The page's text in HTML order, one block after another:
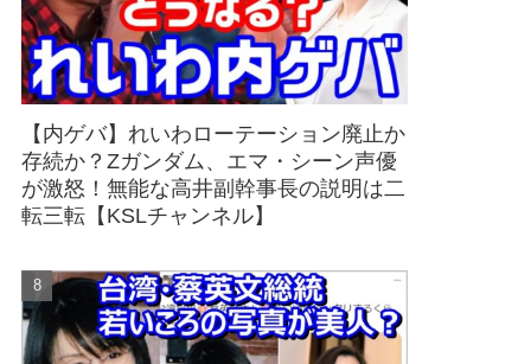
【内ゲバ】れいわローテーション廃止か
存続か？Zガンダム、エマ・シーン声優
が激怒！無能な高井副幹事長の説明は二
転三転【KSLチャンネル】